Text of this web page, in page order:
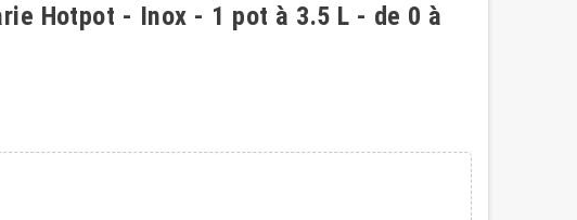
Hotpot - Inox - 1 pot à 3.5 L - de 0 à